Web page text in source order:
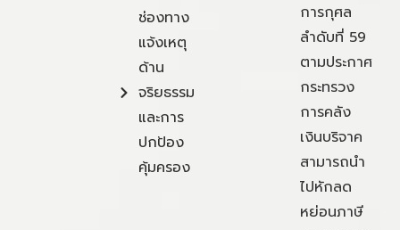
ช่องทาง
แจ้งเหตุ
ด้าน
จริยธรรม
และการ
ปกป้อง
คุ้มครอง
การกุศล
ลำดับที่ 59
ตามประกาศ
กระทรวง
การคลัง
เงินบริจาค
สามารถนำ
ไปหักลด
หย่อนภาษี